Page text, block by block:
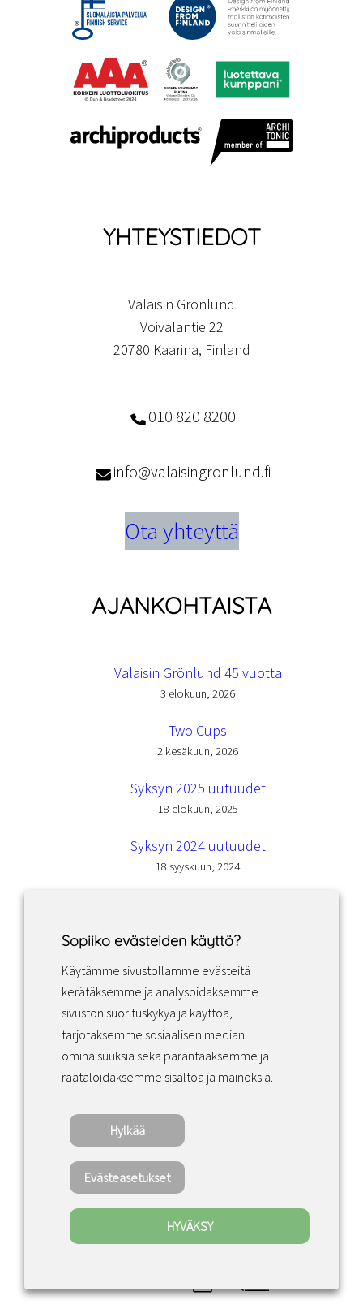
YHTEYSTIEDOT
Valaisin Grönlund
Voivalantie 22
20780 Kaarina, Finland
010 820 8200
info@valaisingronlund.fi
Ota yhteyttä
AJANKOHTAISTA
Valaisin Grönlund 45 vuotta
3 elokuun, 2026
Two Cups
2 kesäkuun, 2026
Syksyn 2025 uutuudet
18 elokuun, 2025
Syksyn 2024 uutuudet
18 syyskuun, 2024
Facebook Instagram LinkedIn
Sopimusehdot
Copyright ©2022 · Valaisin Grönlund
– All Rights Reserved
Sopiiko evästeiden käyttö?
Käytämme sivustollamme evästeitä
kerätäksemme ja analysoidaksemme
sivuston suorituskykyä ja käyttöä,
tarjotaksemme sosiaalisen median
ominaisuuksia sekä parantaaksemme ja
räätälöidäksemme sisältöä ja mainoksia.
Hylkää
Evästeasetukset
HYVÄKSY